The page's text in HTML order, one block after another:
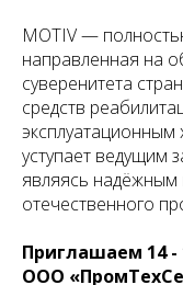
MOTIV —
направленная на
суверенитета
средств
эксплуатационным
уступает ведущим
являясь
отечественного
Приглашаем 14 -
ООО